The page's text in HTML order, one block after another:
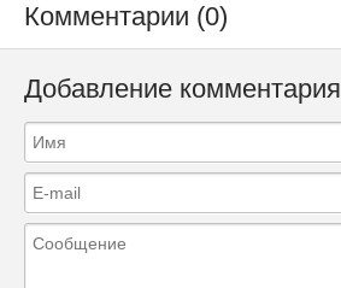
Комментарии (0)
Добавление комментария